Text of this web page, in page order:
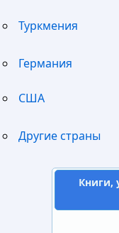
Туркмения
Германия
США
Другие страны
Книги,